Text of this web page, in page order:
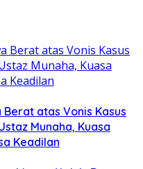
atas Vonis Kasus
Munaha, Kuasa
Keadilan